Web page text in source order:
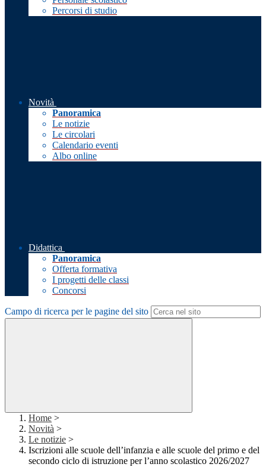
Percorsi di studio
Novità
Panoramica
Le notizie
Le circolari
Calendario eventi
Albo online
Didattica
Panoramica
Offerta formativa
I progetti delle classi
Concorsi
Campo di ricerca per le pagine del sito
Home >
Novità >
Le notizie >
Iscrizioni alle scuole dell’infanzia e alle scuole del primo e del
secondo ciclo di istruzione per l’anno scolastico 2026/2027